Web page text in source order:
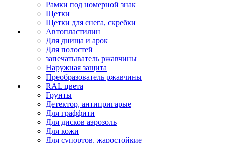
Рамки под номерной знак
Щетки
Щетки для снега, скребки
Автопластилин
Для днища и арок
Для полостей
запечатыватель ржавчины
Наружная защита
Преобразователь ржавчины
RAL цвета
Грунты
Детектор, антипригарые
Для граффити
Для дисков аэрозоль
Для кожи
Для супортов, жаростойкие